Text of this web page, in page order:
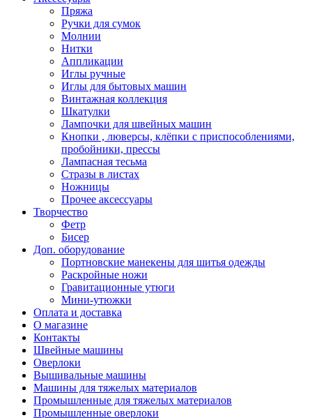
Пряжа
Ручки для сумок
Молнии
Нитки
Аппликации
Иглы ручные
Иглы для бытовых машин
Винтажная коллекция
Шкатулки
Лампочки для швейных машин
Кнопки , люверсы, клёпки с приспособлениями,
пробойники, прессы
Лампасная тесьма
Стразы в листах
Ножницы
Прочее аксессуары
Творчество
Фетр
Бисер
Доп. оборудование
Портновские манекены для шитья одежды
Раскройные ножи
Гравитационные утюги
Мини-утюжки
Оплата и доставка
О магазине
Контакты
Швейные машины
Оверлоки
Вышивальные машины
Машины для тяжелых материалов
Промышленные для тяжелых материалов
Промышленные оверлоки